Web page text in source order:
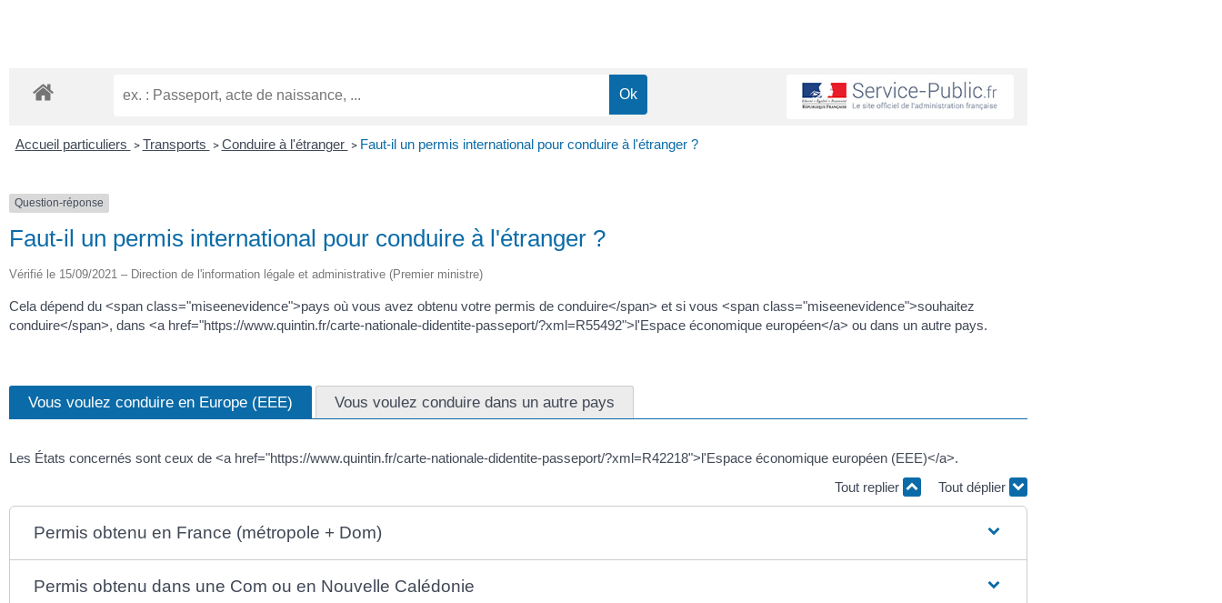
Accueil particuliers > Transports > Conduire à l'étranger > Faut-il un permis international pour conduire à l'étranger ?
Question-réponse
Faut-il un permis international pour conduire à l'étranger ?
Vérifié le 15/09/2021 – Direction de l'information légale et administrative (Premier ministre)
Cela dépend du <span class="miseenevidence">pays où vous avez obtenu votre permis de conduire</span> et si vous <span class="miseenevidence">souhaitez
conduire</span>, dans <a href="https://www.quintin.fr/carte-nationale-didentite-passeport/?xml=R55492">l'Espace économique européen</a> ou dans un autre pays.
Vous voulez conduire en Europe (EEE) Vous voulez conduire dans un autre pays
Les États concernés sont ceux de <a href="https://www.quintin.fr/carte-nationale-didentite-passeport/?xml=R42218">l'Espace économique européen (EEE)</a>.
Tout replier
Tout déplier
Permis obtenu en France (métropole + Dom)
Permis obtenu dans une Com ou en Nouvelle Calédonie